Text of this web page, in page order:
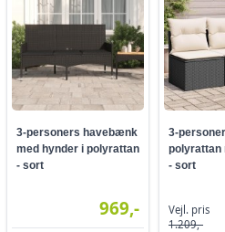
3-personers havebænk
med hynder i polyrattan
- sort
969,-
3-
polyrattan
- sort
Vejl. pris
1.209,-